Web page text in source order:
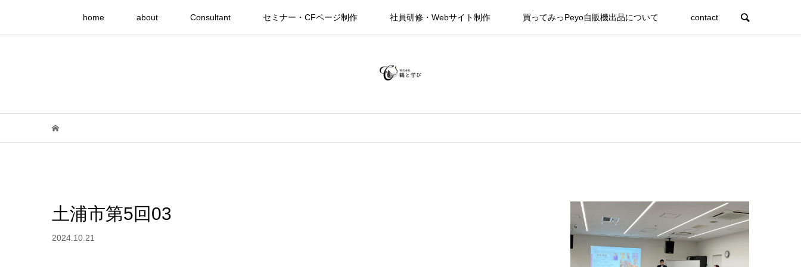
home about Consultant セミナー・CFページ制作 社員研修・Webサイト制作 買ってみっPeyo自販機出品について contact
土浦市第5回03
2024.10.21